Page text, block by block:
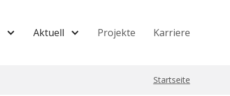
Aktuell Projekte Karriere
Startseite